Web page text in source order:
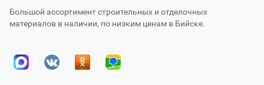
Большой ассортимент строительных и отделочных
материалов в наличии, по низким ценам в Бийске.